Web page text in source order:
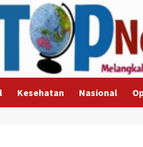
Kesehatan Nasional